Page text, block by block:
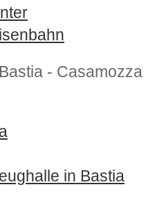
- Casamozza
in Bastia